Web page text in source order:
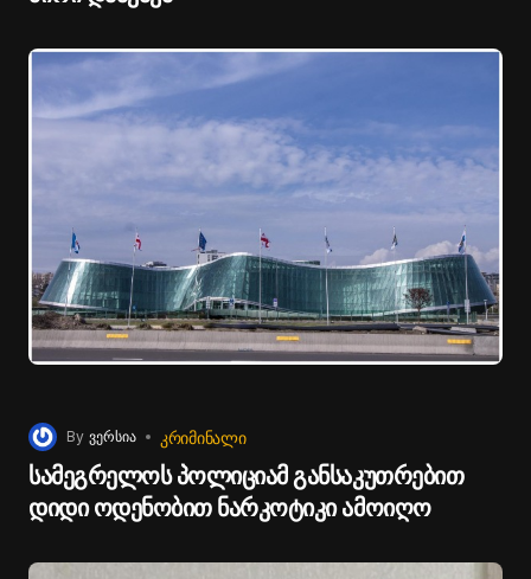
By ვერსია ᲙᲠᲘᲛᲘᲜᲐᲚᲘ
სამეგრელოს პოლიციამ განსაკუთრებით
დიდი ოდენობით ნარკოტიკი ამოიღო